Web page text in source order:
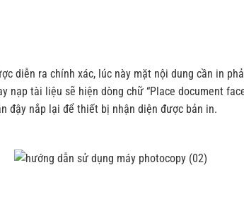
diễn ra chính xác, lúc này mặt nội dung cần in
nạp tài liệu sẽ hiện dòng chữ “Place document
đậy nắp lại để thiết bị nhận diện được bản in.